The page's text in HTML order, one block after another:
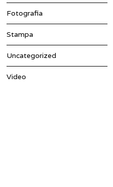
Fotografia
Stampa
Uncategorized
Video